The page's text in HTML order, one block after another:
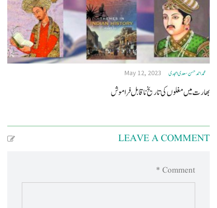
محمد احمد حسن سعدی امجدی May 12, 2023
بھارت میں مغلوں کی تاریخ نا قابل فراموش
LEAVE A COMMENT
Comment *